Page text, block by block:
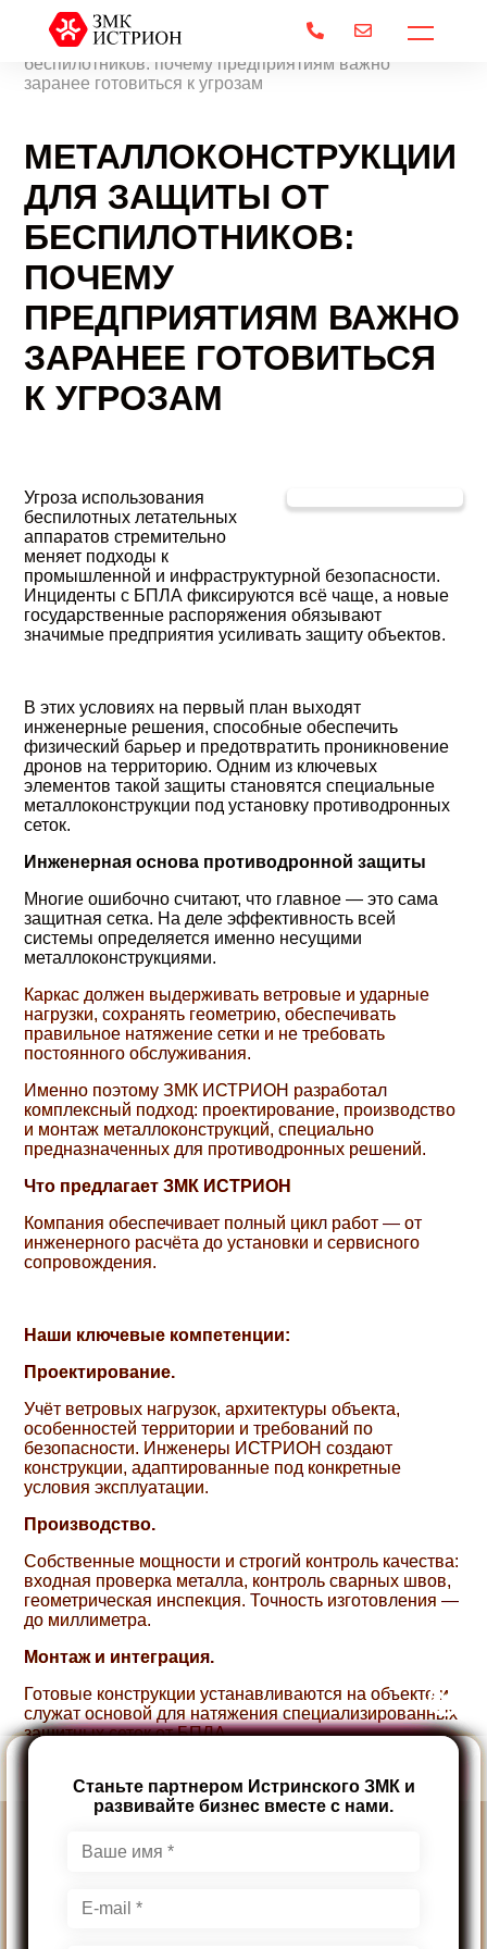
 

Оставьте контактные данные, наш
менеджер отправит вам референс-лист


Для получения проекта, укажите куда
нам следует направить документы.


Укажите контактные данные и тип
здания, для которого следует

Укажите контактные данные, наш
менеджер подберет для вас

Узнайте о выгодах и условиях
сотрудничества с ИЗМК.

Станьте партнером Истринского ЗМК и
развивайте бизнес вместе с нами.
Главная /Металлоконструкции для защиты от
беспилотников: почему предприятиям важно
заранее готовиться к угрозам
МЕТАЛЛОКОНСТРУКЦИИ
ДЛЯ ЗАЩИТЫ ОТ
БЕСПИЛОТНИКОВ:
ПОЧЕМУ
ПРЕДПРИЯТИЯМ ВАЖНО
ЗАРАНЕЕ ГОТОВИТЬСЯ
К УГРОЗАМ
Угроза использования
беспилотных летательных
аппаратов стремительно
меняет подходы к
промышленной и инфраструктурной безопасности.
Инциденты с БПЛА фиксируются всё чаще, а новые
государственные распоряжения обязывают
значимые предприятия усиливать защиту объектов.
В этих условиях на первый план выходят
инженерные решения, способные обеспечить
физический барьер и предотвратить проникновение
дронов на территорию. Одним из ключевых
элементов такой защиты становятся специальные
металлоконструкции под установку противодронных
сеток.
Инженерная основа противодронной защиты
Многие ошибочно считают, что главное — это сама
защитная сетка. На деле эффективность всей
системы определяется именно несущими
металлоконструкциями.
Каркас должен выдерживать ветровые и ударные
нагрузки, сохранять геометрию, обеспечивать
правильное натяжение сетки и не требовать
постоянного обслуживания.
Именно поэтому ЗМК ИСТРИОН разработал
комплексный подход: проектирование, производство
и монтаж металлоконструкций, специально
предназначенных для противодронных решений.
Что предлагает ЗМК ИСТРИОН
Компания обеспечивает полный цикл работ — от
инженерного расчёта до установки и сервисного
сопровождения.
Наши ключевые компетенции:
Проектирование.
Учёт ветровых нагрузок, архитектуры объекта,
особенностей территории и требований по
безопасности. Инженеры ИСТРИОН создают
конструкции, адаптированные под конкретные
условия эксплуатации.
Производство.
Собственные мощности и строгий контроль качества:
входная проверка металла, контроль сварных швов,
геометрическая инспекция. Точность изготовления —
до миллиметра.
Монтаж и интеграция.
Готовые конструкции устанавливаются на объекте и
служат основой для натяжения специализированных
защитных сеток от БПЛА.
При усилении требований или изменении
оперативно доработаны.
необходимости взаимодействовать с несколькими